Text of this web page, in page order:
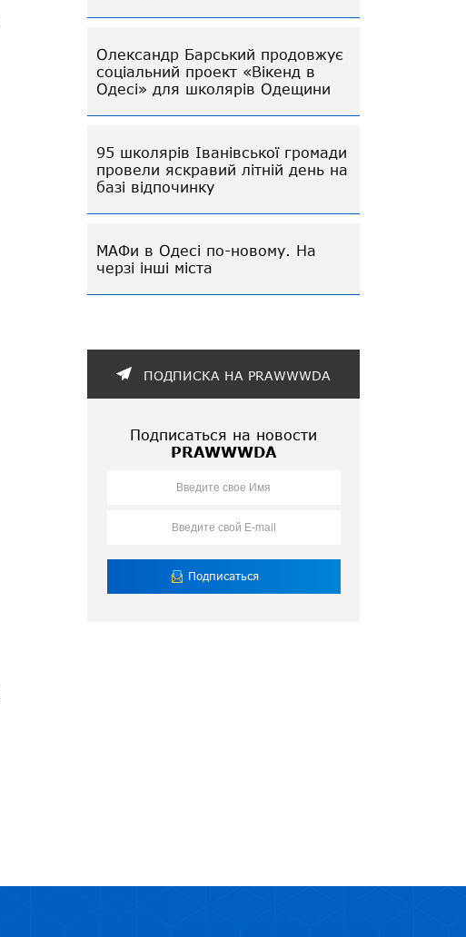
Олександр Барський продовжує
соціальний проект «Вікенд в
Одесі» для школярів Одещини
95 школярів Іванівської громади
провели яскравий літній день на
базі відпочинку
МАФи в Одесі по-новому. На
черзі інші міста
ПОДПИСКА НА PRAWWWDA
Подписаться на новости
PRAWWWDA